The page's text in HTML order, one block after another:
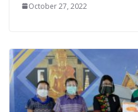
October 27, 2022